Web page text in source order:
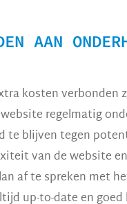
AAN
kosten verbonden
regelmatig
blijven tegen
van de website
af te spreken met
up-to-date en